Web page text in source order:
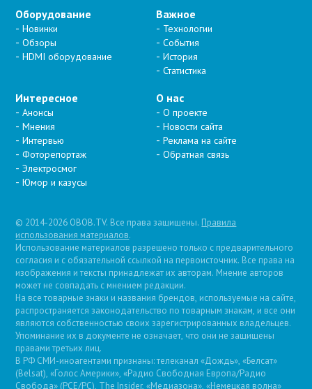
Оборудование
Новинки
Обзоры
HDMI оборудование
Важное
Технологии
События
История
Статистика
Интересное
Анонсы
Мнения
Интервью
Фоторепортаж
Электросмог
Юмор и казусы
О нас
О проекте
Новости сайта
Реклама на сайте
Обратная связь
© 2014-2026 OBOB.TV. Все права защищены. Правила
использования материалов.
Использование материалов разрешено только с предварительного
согласия и с обязательной ссылкой на первоисточник. Все права на
изображения и тексты принадлежат их авторам. Мнение авторов
может не совпадать с мнением редакции.
На все товарные знаки и названия брендов, используемые на сайте,
распространяется законодательство по товарным знакам, и все они
являются собственностью своих зарегистрированных владельцев.
Упоминание их в документе не означает, что они не защищены
правами третьих лиц.
В РФ СМИ-иноагентами признаны: телеканал «Дождь», «Белсат»
(Belsat), «Голос Америки», «Радио Свободная Европа/Радио
Свобода» (PCE/PC), The Insider, «Медиазона», «Немецкая волна»